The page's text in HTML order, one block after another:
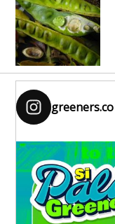
greeners.co